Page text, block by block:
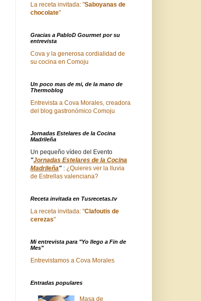
La receta invitada: "Saboyanas de
chocolate"
Gracias a PabloD Gourmet por su
entrevista
Cova y la generosa cordialidad de
su cocina en Comoju
Un poco mas de mi, de la mano de
Thermoblog
Entrevista a Cova Morales, creadora
del blog gastronómico Comoju
Jornadas Estelares de la Cocina
Madrileña
Un pequeño vídeo del Evento
"Jornadas Estelares de la Cocina
Madrileña" : ¿Quieres ver la lluvia
de Estrellas valenciana?
Receta invitada en Tusrecetas.tv
La receta invitada: "Clafoutis de
cerezas"
Mi entrevista para "Yo llego a Fin de
Mes"
Entrevistamos a Cova Morales
Entradas populares
Masa de